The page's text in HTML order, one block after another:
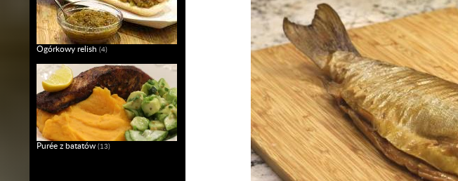
Ogórkowy relish (4)
Purée z batatów (13)